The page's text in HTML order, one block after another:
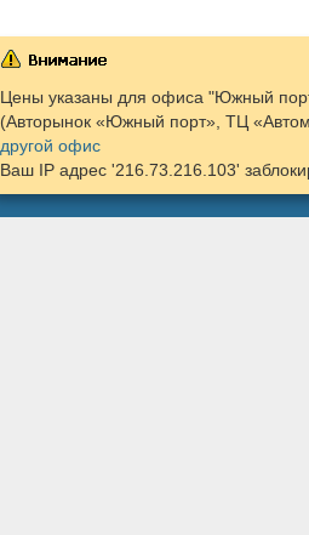
Цены указаны для офиса "Южный
(Авторынок «Южный порт», ТЦ
другой офис
Ваш IP адрес '216.73.216.103'